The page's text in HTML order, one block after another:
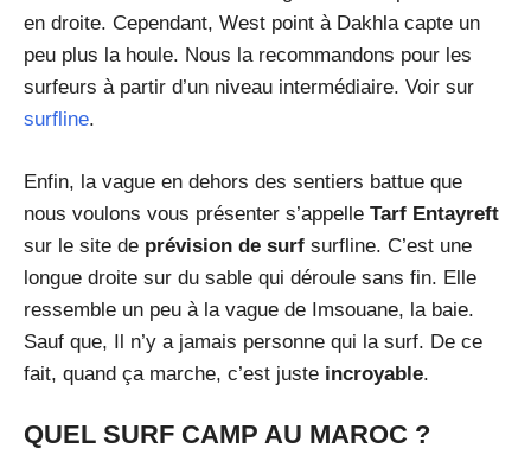
en droite. Cependant, West point à Dakhla capte un
peu plus la houle. Nous la recommandons pour les
surfeurs à partir d’un niveau intermédiaire. Voir sur
surfline.
Enfin, la vague en dehors des sentiers battue que
nous voulons vous présenter s’appelle Tarf Entayreft
sur le site de prévision de surf surfline. C’est une
longue droite sur du sable qui déroule sans fin. Elle
ressemble un peu à la vague de Imsouane, la baie.
Sauf que, Il n’y a jamais personne qui la surf. De ce
fait, quand ça marche, c’est juste incroyable.
QUEL SURF CAMP AU MAROC ?